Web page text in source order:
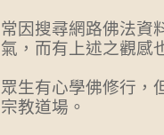
常因搜尋網路佛法資
氣，而有上述之觀感
眾生有心學佛修行，
宗教道場。